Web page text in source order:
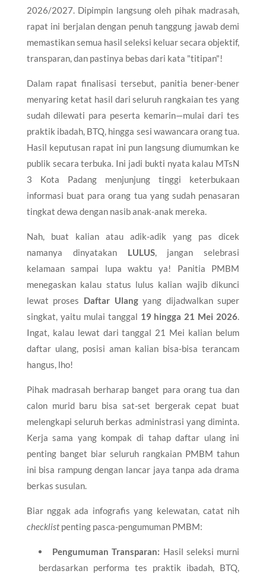
2026/2027. Dipimpin langsung oleh pihak madrasah,
rapat ini berjalan dengan penuh tanggung jawab demi
memastikan semua hasil seleksi keluar secara objektif,
transparan, dan pastinya bebas dari kata "titipan"!
Dalam rapat finalisasi tersebut, panitia bener-bener
menyaring ketat hasil dari seluruh rangkaian tes yang
sudah dilewati para peserta kemarin—mulai dari tes
praktik ibadah, BTQ, hingga sesi wawancara orang tua.
Hasil keputusan rapat ini pun langsung diumumkan ke
publik secara terbuka. Ini jadi bukti nyata kalau MTsN
3 Kota Padang menjunjung tinggi keterbukaan
informasi buat para orang tua yang sudah penasaran
tingkat dewa dengan nasib anak-anak mereka.
Nah, buat kalian atau adik-adik yang pas dicek
namanya dinyatakan LULUS, jangan selebrasi
kelamaan sampai lupa waktu ya! Panitia PMBM
menegaskan kalau status lulus kalian wajib dikunci
lewat proses Daftar Ulangyang dijadwalkan super
singkat, yaitu mulai tanggal 19 hingga 21 Mei 2026.
Ingat, kalau lewat dari tanggal 21 Mei kalian belum
daftar ulang, posisi aman kalian bisa-bisa terancam
hangus, lho!
Pihak madrasah berharap banget para orang tua dan
calon murid baru bisa sat-set bergerak cepat buat
melengkapi seluruh berkas administrasi yang diminta.
Kerja sama yang kompak di tahap daftar ulang ini
penting banget biar seluruh rangkaian PMBM tahun
ini bisa rampung dengan lancar jaya tanpa ada drama
berkas susulan.
Biar nggak ada infografis yang kelewatan, catat nih
checklistpenting pasca-pengumuman PMBM:
Pengumuman Transparan: Hasil seleksi murni
berdasarkan performa tes praktik ibadah, BTQ,